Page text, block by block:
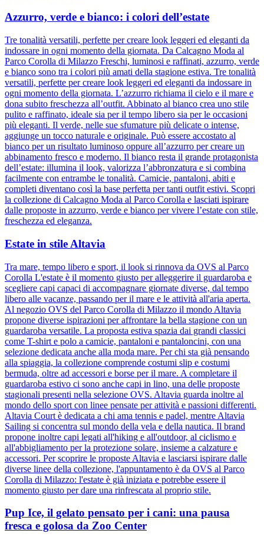
Azzurro, verde e bianco: i colori dell’estate
Tre tonalità versatili, perfette per creare look leggeri ed eleganti da
indossare in ogni momento della giornata. Da Calcagno Moda al
Parco Corolla di Milazzo Freschi, luminosi e raffinati, azzurro, verde
e bianco sono tra i colori più amati della stagione estiva. Tre tonalità
versatili, perfette per creare look leggeri ed eleganti da indossare in
ogni momento della giornata. L’azzurro richiama il cielo e il mare e
dona subito freschezza all’outfit. Abbinato al bianco crea uno stile
pulito e raffinato, ideale sia per il tempo libero sia per le occasioni
più eleganti. Il verde, nelle sue sfumature più delicate o intense,
aggiunge un tocco naturale e originale. Può essere accostato al
bianco per un risultato luminoso oppure all’azzurro per creare un
abbinamento fresco e moderno. Il bianco resta il grande protagonista
dell’estate: illumina il look, valorizza l’abbronzatura e si combina
facilmente con entrambe le tonalità. Camicie, pantaloni, abiti e
completi diventano così la base perfetta per tanti outfit estivi. Scopri
la collezione di Calcagno Moda al Parco Corolla e lasciati ispirare
dalle proposte in azzurro, verde e bianco per vivere l’estate con stile,
freschezza ed eleganza.
Estate in stile Altavia
Tra mare, tempo libero e sport, il look si rinnova da OVS al Parco
Corolla L'estate è il momento giusto per alleggerire il guardaroba e
scegliere capi capaci di accompagnare giornate diverse, dal tempo
libero alle vacanze, passando per il mare e le attività all'aria aperta.
Al negozio OVS del Parco Corolla di Milazzo il mondo Altavia
propone diverse ispirazioni per affrontare la bella stagione con un
guardaroba versatile. La proposta estiva spazia dai grandi classici
come T-shirt e polo a camicie, pantaloni e pantaloncini, con una
selezione dedicata anche alla moda mare. Per chi sta già pensando
alla spiaggia, la collezione comprende costumi slip e costumi
bermuda, oltre ad accessori e borse per il mare. A completare il
guardaroba estivo ci sono anche capi in lino, una delle proposte
stagionali presenti nella selezione OVS. Altavia guarda inoltre al
mondo dello sport con linee pensate per attività e passioni differenti.
Altavia Court è dedicata a chi ama tennis e padel, mentre Altavia
Sailing si concentra sul mondo della vela e della nautica. Il brand
propone inoltre capi legati all'hiking e all'outdoor, al ciclismo e
all'abbigliamento per la protezione solare, insieme a calzature e
accessori. Per scoprire le proposte Altavia e lasciarsi ispirare dalle
diverse linee della collezione, l'appuntamento è da OVS al Parco
Corolla di Milazzo: l'estate è già iniziata e potrebbe essere il
momento giusto per dare una rinfrescata al proprio stile.
Pup Ice, il gelato pensato per i cani: una pausa
fresca e golosa da Zoo Center